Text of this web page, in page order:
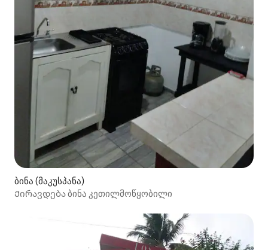
ბინა (მაკუსპანა)
Ქირავდება ბინა კეთილმოწყობილი